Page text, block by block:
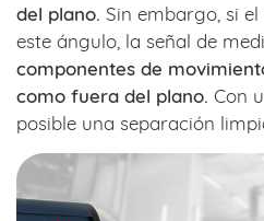
del plano. Sin embargo, si
este ángulo, la señal de
componentes de
como fuera del plano. Con
posible una separación